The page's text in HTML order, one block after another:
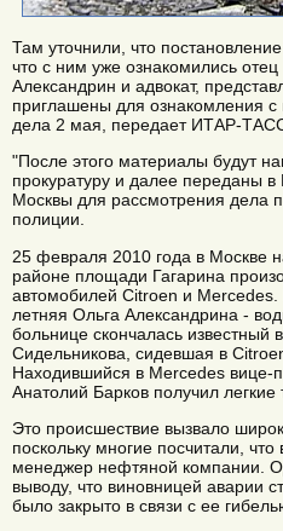
Там уточнили, что
что с ним уже ознакомились
Александрин и адвокат,
приглашены для ознакомления с
дела 2 мая, передает ИТАР-
"После этого материалы будут
прокуратуру и далее переданы
Москвы для рассмотрения дела
полиции.
25 февраля 2010 года в Москве
районе площади Гагарина
автомобилей Citroen и Mercedes.
летняя Ольга Александрина -
больнице скончалась известный
Сидельникова, сидевшая в
Находившийся в Mercedes вице-
Анатолий Барков получил легкие
Это происшествие вызвало
поскольку многие посчитали,
менеджер нефтяной компании.
выводу, что виновницей аварии
было закрыто в связи с ее